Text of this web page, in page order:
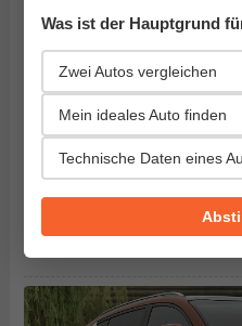
KIA Sportage 2.0 CRDi HP
J - Segment ( Geländewagen)
Herstellung von 2014. bis 2016.
Was ist der Hauptgrund
Zwei Autos vergleichen
Mein ideales Auto finden
Technische Daten eines